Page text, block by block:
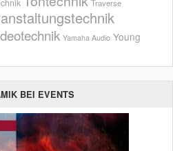
Traverse
Yamaha Audio Young
BEI EVENTS